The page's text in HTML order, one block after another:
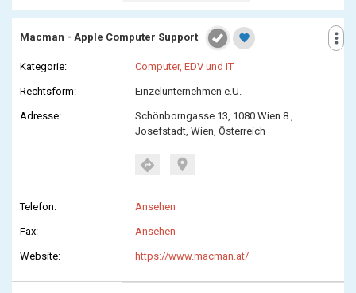
more_vert
Macman - Apple Computer Support favorite
Kategorie: Computer, EDV und IT
Rechtsform: Einzelunternehmen e.U.
Adresse:
Schönborngasse 13, 1080 Wien 8.,
Josefstadt, Wien, Österreich
directions location_on
Telefon: Ansehen
Fax: Ansehen
Website: https://www.macman.at/